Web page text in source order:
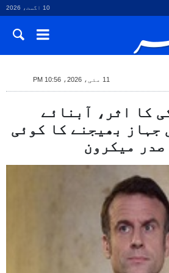
10 اگست، 2026
11 مئی، 2026، 10:56 PM
کا اثر، آبنائے
جہاز بھیجنے کا کوئی
میکرون